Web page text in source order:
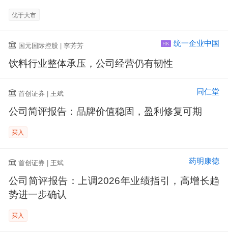
优于大市
国元国际控股 | 李芳芳 HK 统一企业中国
饮料行业整体承压，公司经营仍有韧性
首创证券 | 王斌 同仁堂
公司简评报告：品牌价值稳固，盈利修复可期
买入
首创证券 | 王斌 药明康德
公司简评报告：上调2026年业绩指引，高增长趋
势进一步确认
买入